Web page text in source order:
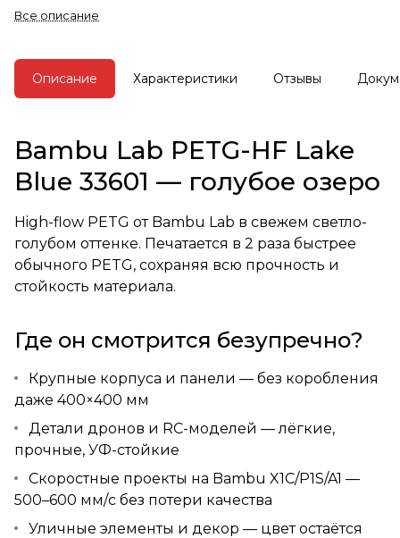
даже крупняк. Матовый, не
солнце.
Загляните в раздел:
Распродажи и Акции
Все описание
Описание Характеристики Отзывы
Bambu Lab PETG-HF Lake
Blue 33601 — голубое озеро
High-flow PETG от Bambu Lab в свежем светло-
голубом оттенке. Печатается в 2 раза быстрее
обычного PETG, сохраняя всю прочность и
стойкость материала.
Где он смотрится безупречно?
Крупные корпуса и панели — без коробления
даже 400×400 мм
Детали дронов и RC-моделей — лёгкие,
прочные, УФ-стойкие
Скоростные проекты на Bambu X1C/P1S/A1 —
500–600 мм/с без потери качества
Уличные элементы и декор — цвет остаётся